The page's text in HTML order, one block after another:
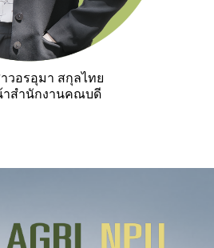
วอรอุมา สกุลไทย
สำนักงานคณบดี